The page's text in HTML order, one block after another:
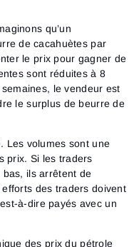
qu’un
de cacahuètes par
le prix pour gagner de
sont réduites à 8
le vendeur est
le surplus de beurre de
Les volumes sont une
prix. Si les traders
ils arrêtent de
des traders doivent
à-dire payés avec un
des prix du pétrole